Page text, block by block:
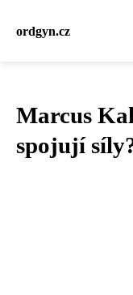
ordgyn.cz
Marcus
spojují